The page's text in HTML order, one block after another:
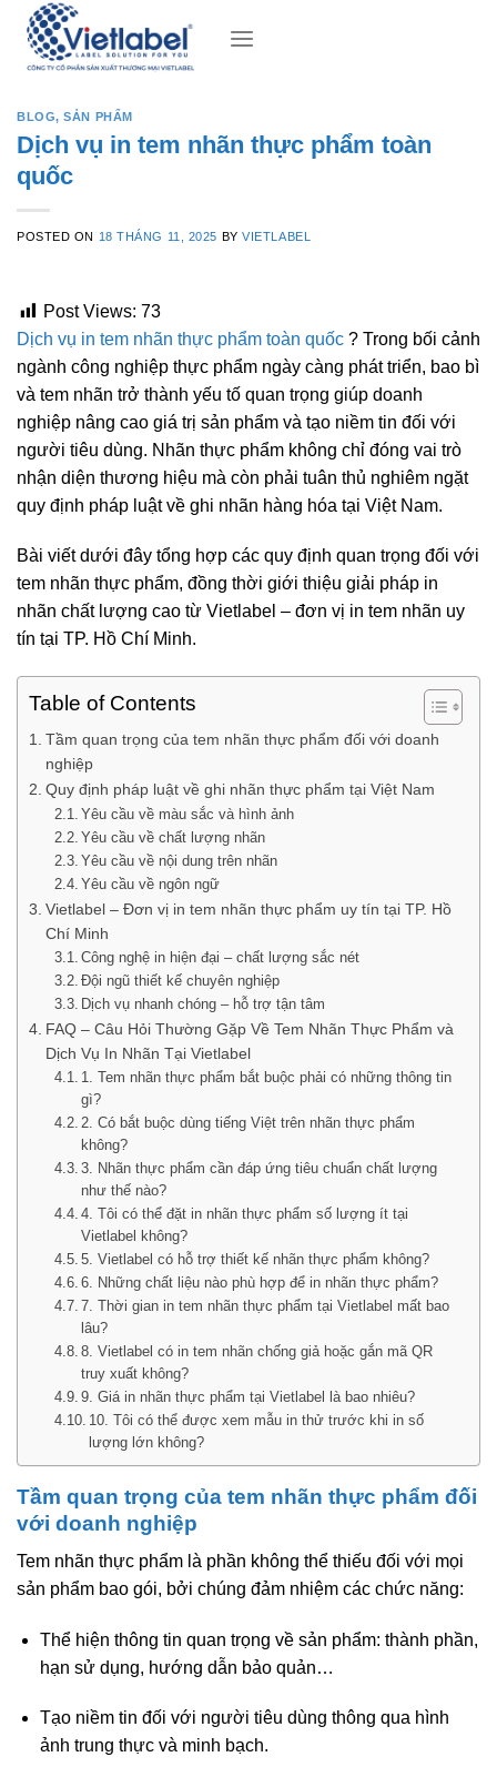
Skip
content
BLOG,SẢN PHẨM
Dịch vụ in tem nhãn thực phẩm toàn
quốc
POSTED ON 18 THÁNG 11, 2025 BYVIETLABEL
Post Views: 73
Dịch vụ in tem nhãn thực phẩm toàn quốc ? Trong bối cảnh
ngành công nghiệp thực phẩm ngày càng phát triển, bao bì
và tem nhãn trở thành yếu tố quan trọng giúp doanh
nghiệp nâng cao giá trị sản phẩm và tạo niềm tin đối với
người tiêu dùng. Nhãn thực phẩm không chỉ đóng vai trò
nhận diện thương hiệu mà còn phải tuân thủ nghiêm ngặt
quy định pháp luật về ghi nhãn hàng hóa tại Việt Nam.
Bài viết dưới đây tổng hợp các quy định quan trọng đối với
tem nhãn thực phẩm, đồng thời giới thiệu giải pháp in
nhãn chất lượng cao từ Vietlabel – đơn vị in tem nhãn uy
tín tại TP. Hồ Chí Minh.
Table of Contents
Tầm quan trọng của tem nhãn thực phẩm đối với doanh
nghiệp
Quy định pháp luật về ghi nhãn thực phẩm tại Việt Nam
Yêu cầu về màu sắc và hình ảnh
Yêu cầu về chất lượng nhãn
Yêu cầu về nội dung trên nhãn
Yêu cầu về ngôn ngữ
Vietlabel – Đơn vị in tem nhãn thực phẩm uy tín tại TP. Hồ
Chí Minh
Công nghệ in hiện đại – chất lượng sắc nét
Đội ngũ thiết kế chuyên nghiệp
Dịch vụ nhanh chóng – hỗ trợ tận tâm
FAQ – Câu Hỏi Thường Gặp Về Tem Nhãn Thực Phẩm và
Dịch Vụ In Nhãn Tại Vietlabel
1. Tem nhãn thực phẩm bắt buộc phải có những thông tin
gì?
2. Có bắt buộc dùng tiếng Việt trên nhãn thực phẩm
không?
3. Nhãn thực phẩm cần đáp ứng tiêu chuẩn chất lượng
như thế nào?
4. Tôi có thể đặt in nhãn thực phẩm số lượng ít tại
Vietlabel không?
5. Vietlabel có hỗ trợ thiết kế nhãn thực phẩm không?
6. Những chất liệu nào phù hợp để in nhãn thực phẩm?
7. Thời gian in tem nhãn thực phẩm tại Vietlabel mất bao
lâu?
8. Vietlabel có in tem nhãn chống giả hoặc gắn mã QR
truy xuất không?
9. Giá in nhãn thực phẩm tại Vietlabel là bao nhiêu?
10. Tôi có thể được xem mẫu in thử trước khi in số
lượng lớn không?
Tầm quan trọng của tem nhãn thực phẩm đối
với doanh nghiệp
Tem nhãn thực phẩm là phần không thể thiếu đối với mọi
sản phẩm bao gói, bởi chúng đảm nhiệm các chức năng:
Thể hiện thông tin quan trọng về sản phẩm: thành phần,
hạn sử dụng, hướng dẫn bảo quản…
Tạo niềm tin đối với người tiêu dùng thông qua hình
ảnh trung thực và minh bạch.